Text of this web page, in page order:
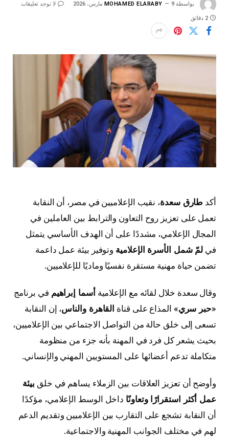
بواسطة MOHAMED ELARABY 9 مارس، 2026 لا توجد تعليقات
2 دقائق
أكد طارق سعدة، نقيب الإعلاميين في مصر، أن النقابة
تعمل على تعزيز روح التعاون والترابط بين العاملين في
المجال الإعلامي، مشددًا على أن الهدف الأساسي يتمثل
في لمّ شمل الأسرة الإعلامية وتوفير بيئة عمل داعمة
تضمن حياة مهنية مستقرة نفسيًا وماديًا للإعلاميين.
وقال سعدة خلال لقائه مع الإعلاميةأسما إبراهيم في برنامج
«حبر سري» المذاع على قناة القاهرة والناس، إن النقابة
تسعى إلى خلق حالة من التواصل الاجتماعي بين الإعلاميين،
بحيث يشعر كل فرد في المهنة بأنه جزء من منظومة
متكاملة تدعم أعضائها على المستويين المهني والإنساني.
وأوضح أن تعزيز العلاقات بين الزملاء يساهم في خلق بيئة
عمل أكثر استقرارًا وتعاونًا داخل الوسط الإعلامي، مؤكدًا
أن النقابة تشجع على التقارب بين الإعلاميين وتقديم الدعم
لهم في مختلف الجوانب المهنية والاجتماعية.